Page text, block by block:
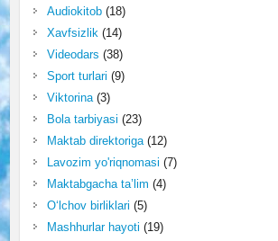
Audiokitob(18)
Xavfsizlik(14)
Videodars (38)
Sport turlari (9)
Viktorina(3)
Bola tarbiyasi (23)
Maktab direktoriga(12)
Lavozim yo'riqnomasi (7)
Maktabgacha ta’lim (4)
O‘lchov birliklari (5)
Mashhurlar hayoti (19)